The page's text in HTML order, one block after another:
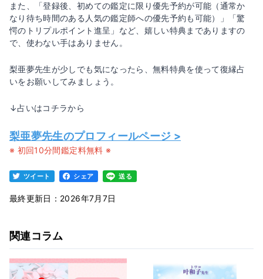
また、「登録後、初めての鑑定に限り優先予約が可能（通常か
なり待ち時間のある人気の鑑定師への優先予約も可能）」「驚
愕のトリプルポイント進呈」など、嬉しい特典までありますの
で、使わない手はありません。
梨亜夢先生が少しでも気になったら、無料特典を使って復縁占
いをお願いしてみましょう。
↓占いはコチラから
梨亜夢先生のプロフィールページ >
※ 初回10分間鑑定料無料 ※
ツイート シェア 送る
最終更新日：2026年7月7日
関連コラム